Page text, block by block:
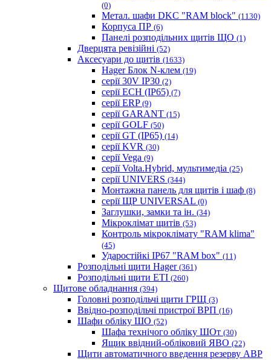
(0)
Метал. шафи DKC "RAM block" (1130)
Корпуса ПР (6)
Панелі розподільних щитів ЩО (1)
Дверцята ревізійні (52)
Аксесуари до щитів (1633)
Hager Блок N-клем (19)
серії 30V IP30 (2)
серії ECH (IP65) (7)
серії ERP (9)
серії GARANT (15)
серії GOLF (50)
серії GT (IP65) (14)
серії KVR (30)
серії Vega (9)
серії Volta.Hybrid, мультимедіа (25)
серії UNIVERS (344)
Монтажна панель для щитів і шаф (8)
серії ЩР UNIVERSAL (0)
Заглушки, замки та ін. (34)
Мікроклімат щитів (53)
Контроль мікроклімату "RAM klima"
(45)
Ударостійкі IP67 "RAM box" (11)
Розподільні щити Hager (361)
Розподільні щити ETI (260)
Щитове обладнання (394)
Головні розподільчі щити ГРЩ (3)
Ввідно-розподільчі пристрої ВРП (16)
Шафи обліку ШО (52)
Шафа технічого обліку ШОт (30)
Ящик ввідний-обліковий ЯВО (22)
Щити автоматичного введення резерву АВР